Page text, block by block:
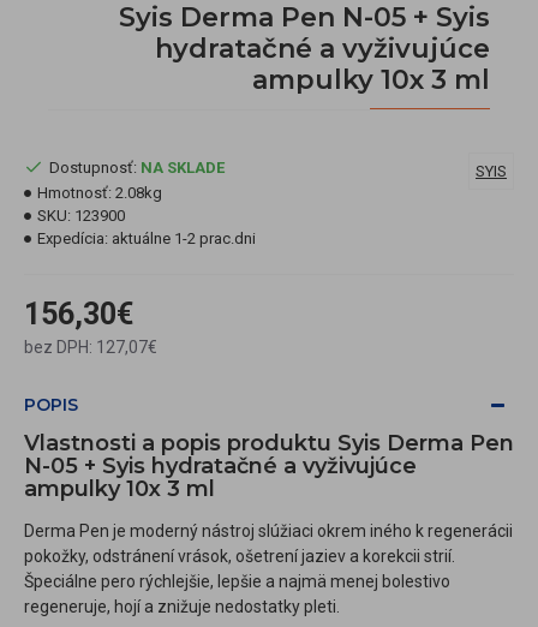
Syis Derma Pen N-05 + Syis
hydratačné a vyživujúce
ampulky 10x 3 ml
156,30€
bez DPH: 127,07€
Dostupnosť: NA SKLADE
Hmotnosť: 2.08kg
SKU: 123900
Expedícia: aktuálne 1-2 prac.dni
SYIS
POPIS
Vlastnosti a popis produktu Syis Derma Pen
N-05 + Syis hydratačné a vyživujúce
ampulky 10x 3 ml
Derma Pen je moderný nástroj slúžiaci okrem iného k regenerácii
pokožky, odstránení vrások, ošetrení jaziev a korekcii strií.
Špeciálne pero rýchlejšie, lepšie a najmä menej bolestivo
regeneruje, hojí a znižuje nedostatky pleti.